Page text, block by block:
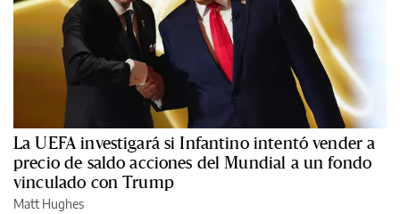
La UEFA investigará si Infantino intentó vender a
precio de saldo acciones del Mundial a un fondo
vinculado con Trump
Matt Hughes